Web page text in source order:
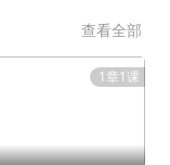
查看全部
1章1课